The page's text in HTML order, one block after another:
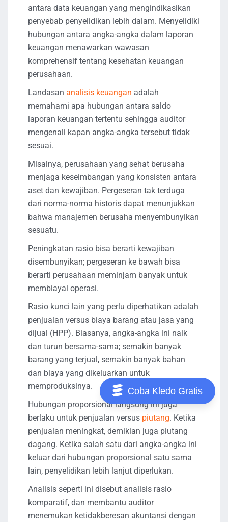
antara data keuangan yang mengindikasikan
penyebab penyelidikan lebih dalam. Menyelidiki
hubungan antara angka-angka dalam laporan
keuangan menawarkan wawasan
komprehensif tentang kesehatan keuangan
perusahaan.
Landasan analisis keuangan adalah
memahami apa hubungan antara saldo
laporan keuangan tertentu sehingga auditor
mengenali kapan angka-angka tersebut tidak
sesuai.
Misalnya, perusahaan yang sehat berusaha
menjaga keseimbangan yang konsisten antara
aset dan kewajiban. Pergeseran tak terduga
dari norma-norma historis dapat menunjukkan
bahwa manajemen berusaha menyembunyikan
sesuatu.
Peningkatan rasio bisa berarti kewajiban
disembunyikan; pergeseran ke bawah bisa
berarti perusahaan meminjam banyak untuk
membiayai operasi.
Rasio kunci lain yang perlu diperhatikan adalah
penjualan versus biaya barang atau jasa yang
dijual (HPP). Biasanya, angka-angka ini naik
dan turun bersama-sama; semakin banyak
barang yang terjual, semakin banyak bahan
dan biaya yang dikeluarkan untuk
memproduksinya.
Hubungan proporsional langsung ini juga
berlaku untuk penjualan versus piutang. Ketika
penjualan meningkat, demikian juga piutang
dagang. Ketika salah satu dari angka-angka ini
keluar dari hubungan proporsional satu sama
lain, penyelidikan lebih lanjut diperlukan.
Analisis seperti ini disebut analisis rasio
komparatif, dan membantu auditor
menemukan ketidakberesan akuntansi dengan
Coba Kledo Gratis